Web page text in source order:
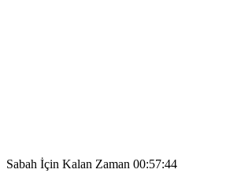
Sabah İçin Kalan Zaman 00:57:44